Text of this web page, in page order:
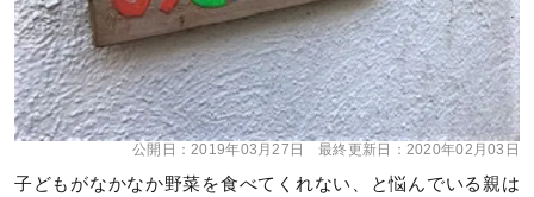
公開日：2019年03月27日 最終更新日： 2020年02月03日
子どもがなかなか野菜を食べてくれない、と悩んでいる親は